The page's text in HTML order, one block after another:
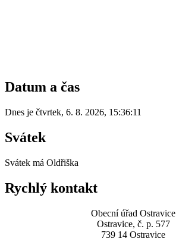
Datum a čas
Dnes je čtvrtek, 6. 8. 2026, 15:36:11
Svátek
Svátek má Oldřiška
Rychlý kontakt
Obecní úřad Ostravice
Ostravice, č. p. 577
739 14 Ostravice